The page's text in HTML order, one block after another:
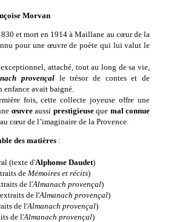
Morvan
et mort en 1914 à Maillane au cœur de la
pour une œuvre de poète qui lui valut le
attaché, tout au long de sa vie,
provençalle trésor de contes et de
enfance avait baigné.
fois, cette collecte joyeuse offre une
œuvreaussi prestigieuseque mal connue
cœur de l’imaginaire de la Provence.
des matières :
(texte d'Alphonse Daudet)
de Mémoires et récits)
de l'Almanach provençal)
de l'Almanach provençal)
de l'Almanach provençal)
de l'Almanach provençal)